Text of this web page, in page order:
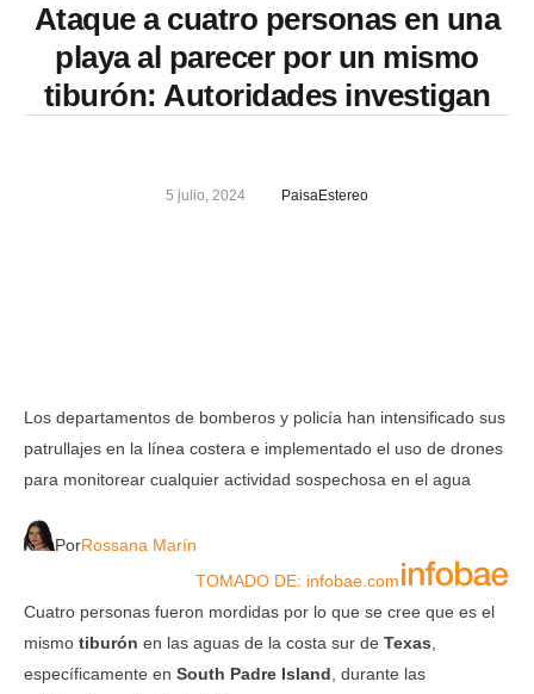
Ataque a cuatro personas en una
playa al parecer por un mismo
tiburón: Autoridades investigan
5 julio, 2024 PaisaEstereo
Los departamentos de bomberos y policía han intensificado sus
patrullajes en la línea costera e implementado el uso de drones
para monitorear cualquier actividad sospechosa en el agua
PorRossana Marín
TOMADO DE: infobae.com
Cuatro personas fueron mordidas por lo que se cree que es el
mismo tiburón en las aguas de la costa sur de Texas
específicamente en South Padre Island , durante las